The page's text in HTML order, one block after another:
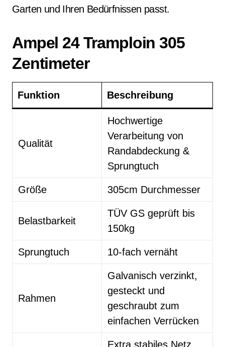
Garten und Ihren Bedürfnissen passt.
Ampel 24 Tramploin 305
Zentimeter
Funktion Beschreibung
Qualität
Hochwertige
Verarbeitung von
Randabdeckung &
Sprungtuch
Größe 305cm Durchmesser
Belastbarkeit
TÜV GS geprüft bis
150kg
Sprungtuch 10-fach vernäht
Rahmen
Galvanisch verzinkt,
gesteckt und
geschraubt zum
einfachen Verrücken
Extra stabiles Netz